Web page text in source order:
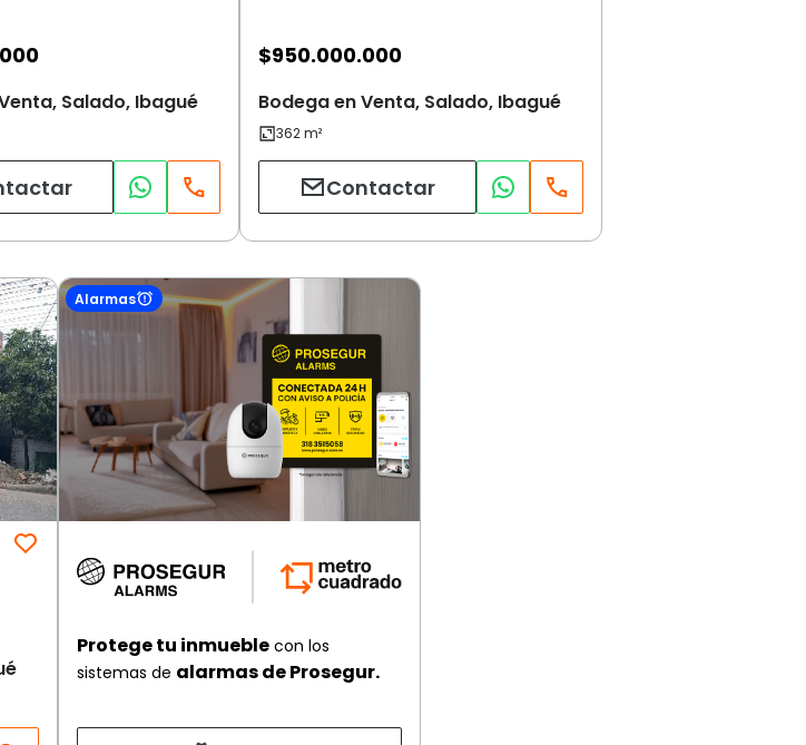
Salado, Ibagué
$950.000.000
Bodega en Venta, Salado, Ibagué
Contactar
Alarmas
Protege tu inmueble con los
sistemas de alarmas de Prosegur.